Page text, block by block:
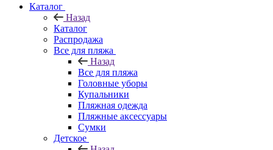
Каталог
Назад
Каталог
Распродажа
Все для пляжа
Назад
Все для пляжа
Головные уборы
Купальники
Пляжная одежда
Пляжные аксессуары
Сумки
Детское